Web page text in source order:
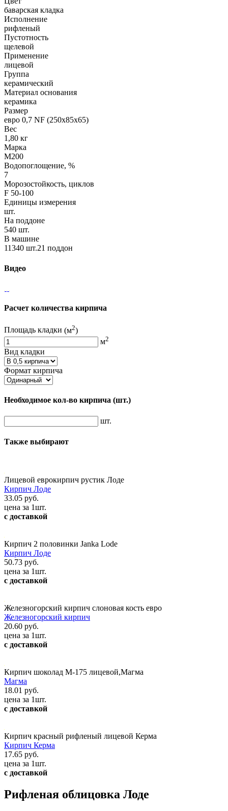
баварская кладка
Исполнение
рифленый
Пустотность
щелевой
Применение
лицевой
Группа
керамический
Материал основания
керамика
Размер
евро 0,7 NF (250х85х65)
Вес
1,80 кг
Марка
М200
Водопоглощение, %
7
Морозостойкость, циклов
F 50-100
Единицы измерения
шт.
На поддоне
540 шт.
В машине
11340 шт.21 поддон
Видео
Расчет количества кирпича
Площадь кладки (м2)
м2
Вид кладки
Формат кирпича
Необходимое кол-во кирпича (шт.)
шт.
Также выбирают
Лицевой еврокирпич рустик Лоде
Кирпич Лоде
33.05 руб.
цена за 1шт.
с доставкой
Кирпич 2 половинки Janka Lode
Кирпич Лоде
50.73 руб.
цена за 1шт.
с доставкой
Железногорский кирпич слоновая кость евро
Железногорский кирпич
20.60 руб.
цена за 1шт.
с доставкой
Кирпич шоколад М-175 лицевой,Магма
Магма
18.01 руб.
цена за 1шт.
с доставкой
Кирпич красный рифленый лицевой Керма
Кирпич Керма
17.65 руб.
цена за 1шт.
с доставкой
Рифленая облицовка Лоде